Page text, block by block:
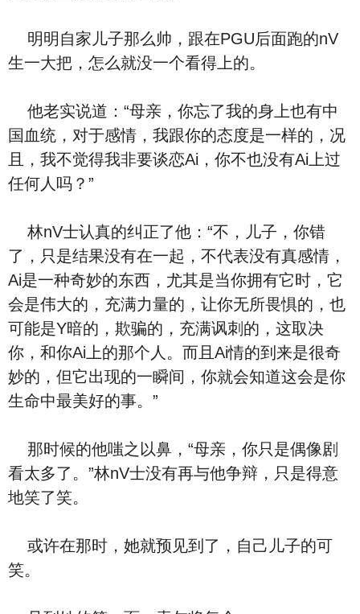
明明自家儿子那么帅，跟在PGU后面跑的nV
生一大把，怎么就没一个看得上的。
他老实说道：“母亲，你忘了我的身上也有中
国血统，对于感情，我跟你的态度是一样的，况
且，我不觉得我非要谈恋Ai，你不也没有Ai上过
任何人吗？”
林nV士认真的纠正了他：“不，儿子，你错
了，只是结果没有在一起，不代表没有真感情，
Ai是一种奇妙的东西，尤其是当你拥有它时，它
会是伟大的，充满力量的，让你无所畏惧的，也
可能是Y暗的，欺骗的，充满讽刺的，这取决
你，和你Ai上的那个人。而且Ai情的到来是很奇
妙的，但它出现的一瞬间，你就会知道这会是你
生命中最美好的事。”
那时候的他嗤之以鼻，“母亲，你只是偶像剧
看太多了。”林nV士没有再与他争辩，只是得意
地笑了笑。
或许在那时，她就预见到了，自己儿子的可
笑。